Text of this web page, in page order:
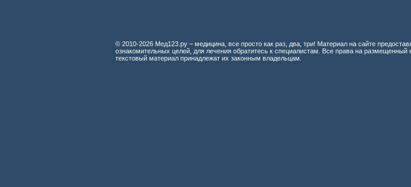
© 2010-2026 Мед123.ру – медицина, все просто как раз, два, три! Материал на сайте
ознакомительных целей, для лечения обратитесь к специалистам. Все права на размещенный
текстовый материал принадлежат их законным владельцам.